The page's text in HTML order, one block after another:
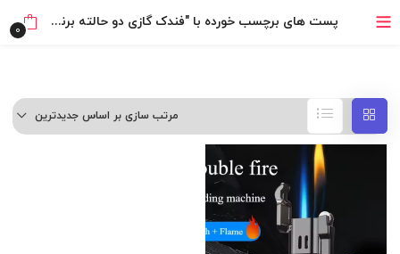
خرید قسطی با ترب‌پی پست های برچسب خورده با "فندک گازی دو حالته برند Honest اورجینال" 0
مرتب سازی بر اساس جدیدترین